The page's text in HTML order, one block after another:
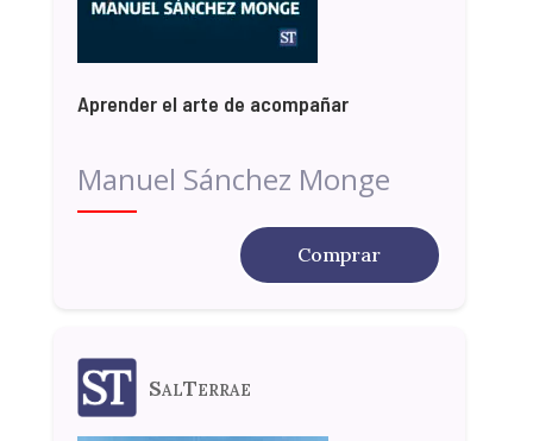
Aprender el arte de acompañar
Manuel Sánchez Monge
Comprar
SalTerrae